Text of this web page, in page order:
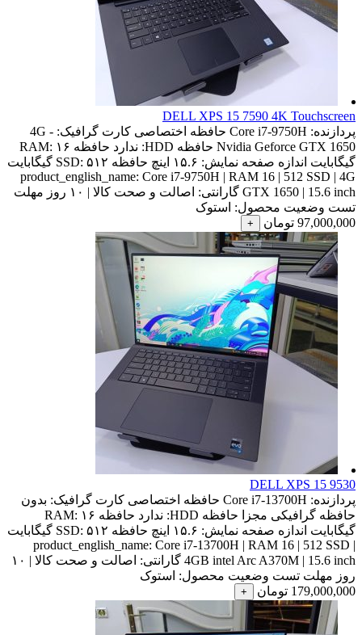
DELL XPS 15 7590 4K Touchscreen
پردازنده: Core i7-9750H حافظه اختصاصی کارت گرافیک: 4G -
Nvidia Geforce GTX 1650 حافظه HDD: ندارد حافظه RAM: ۱۶
گیگابایت اندازه صفحه نمایش: ۱۵.۶ اینچ حافظه SSD: ۵۱۲ گیگابایت
product_english_name: Core i7-9750H | RAM 16 | 512 SSD | 4G
GTX 1650 | 15.6 inch گارانتی:
اصالت و صحت کالا | ۱۰ روز مهلت
تست وضعیت محصول: استوک
97,000,000 تومان +
DELL XPS 15 9530
پردازنده: Core i7-13700H حافظه اختصاصی کارت گرافیک: بدون
حافظه گرافیکی مجزا
حافظه HDD: ندارد حافظه RAM: ۱۶
گیگابایت اندازه صفحه نمایش: ۱۵.۶ اینچ حافظه SSD: ۵۱۲ گیگابایت
product_english_name: Core i7-13700H | RAM 16 | 512 SSD |
4GB intel Arc A370M | 15.6 inch گارانتی:
اصالت و صحت کالا | ۱۰
روز مهلت تست وضعیت محصول: استوک
179,000,000 تومان +